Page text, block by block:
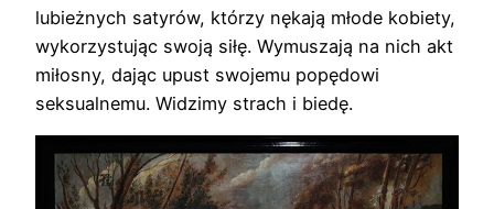
lubieżnych satyrów, którzy nękają młode kobiety,
wykorzystując swoją siłę. Wymuszają na nich akt
miłosny, dając upust swojemu popędowi
seksualnemu. Widzimy strach i biedę.